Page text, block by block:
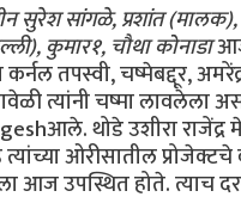
सुरेश सांगळे, प्रशांत
कुमार१, चौथा कोनाडा
तपस्वी, चष्मेबद्दूर,
त्यांनी चष्मा लावलेला
थोडे उशीरा
ओरीसातील
उपस्थित होते. त्याच